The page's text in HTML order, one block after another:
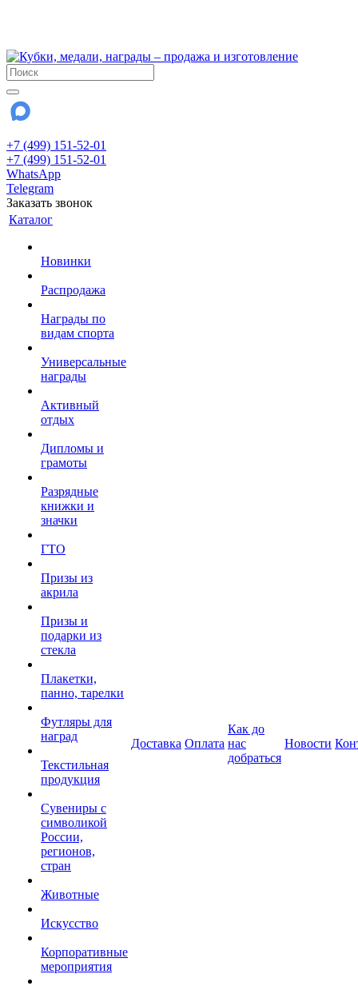
+7 (499) 151-52-01
+7 (499) 151-52-01
WhatsApp
Telegram
Заказать звонок
Каталог
Новинки
Распродажа
Награды по
видам спорта
Универсальные
награды
Активный
отдых
Дипломы и
грамоты
Разрядные
книжки и
значки
ГТО
Призы из
акрила
Призы и
подарки из
стекла
Плакетки,
панно, тарелки
Футляры для
наград
Текстильная
продукция
Сувениры с
символикой
России,
регионов,
стран
Животные
Искусство
Корпоративные
мероприятия
Доставка Оплата
Как до
нас
добраться
Новости